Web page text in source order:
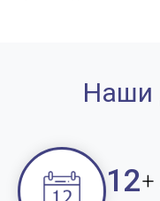
Наши
12+